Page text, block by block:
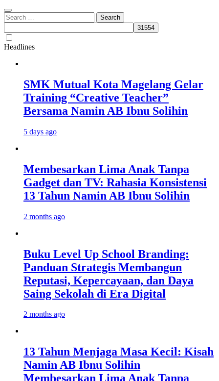
Search
for:
Headlines
SMK Mutual Kota Magelang Gelar
Training “Creative Teacher”
Bersama Namin AB Ibnu Solihin
5 days ago
Membesarkan Lima Anak Tanpa
Gadget dan TV: Rahasia Konsistensi
13 Tahun Namin AB Ibnu Solihin
2 months ago
Buku Level Up School Branding:
Panduan Strategis Membangun
Reputasi, Kepercayaan, dan Daya
Saing Sekolah di Era Digital
2 months ago
13 Tahun Menjaga Masa Kecil: Kisah
Namin AB Ibnu Solihin
Membesarkan Lima Anak Tanpa